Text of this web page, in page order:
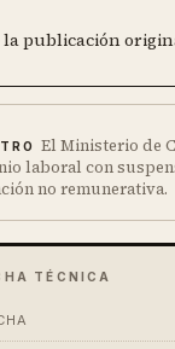
publicación
El Ministerio de
laboral con
no remunerativa.
TÉCNICA